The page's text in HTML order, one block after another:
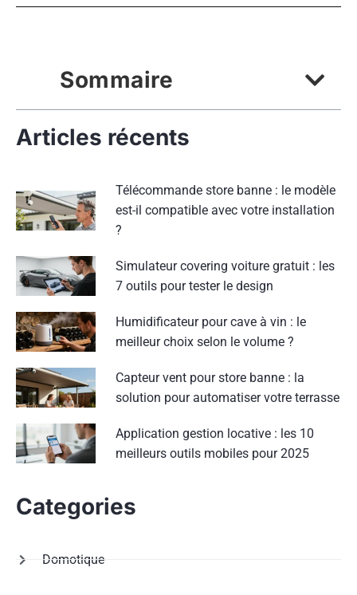
Sommaire
Articles récents
Télécommande store banne : le modèle
est-il compatible avec votre installation
?
Simulateur covering voiture gratuit : les
7 outils pour tester le design
Humidificateur pour cave à vin : le
meilleur choix selon le volume ?
Capteur vent pour store banne : la
solution pour automatiser votre terrasse
Application gestion locative : les 10
meilleurs outils mobiles pour 2025
Categories
Domotique